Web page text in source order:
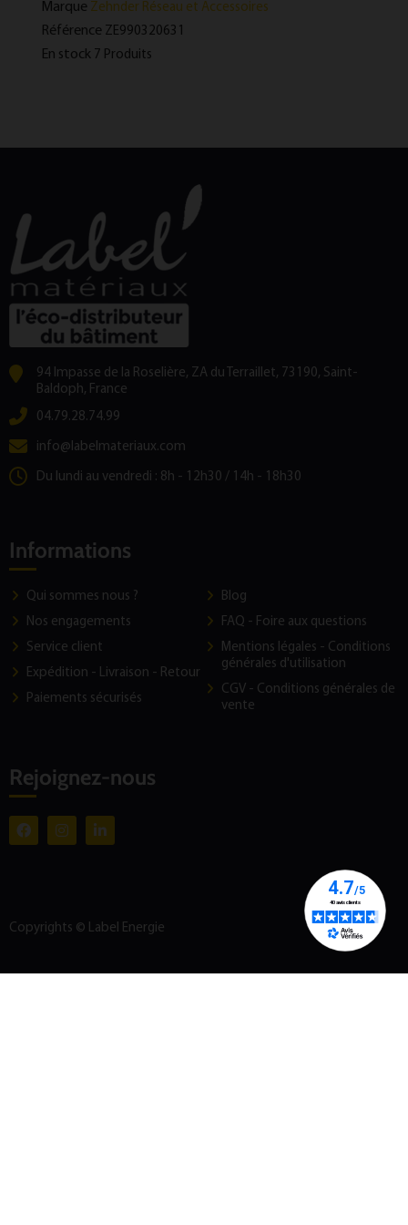
Marque Zehnder Réseau et Accessoires
Référence ZE990320631
En stock 7 Produits
94 Impasse de la Roselière, ZA du Terraillet, 73190, Saint-
Baldoph, France
04.79.28.74.99
info@labelmateriaux.com
Du lundi au vendredi : 8h - 12h30 / 14h - 18h30
Informations
Qui sommes nous ?
Nos engagements
Service client
Expédition - Livraison - Retour
Paiements sécurisés
Blog
FAQ - Foire aux questions
Mentions légales - Conditions
générales d'utilisation
CGV - Conditions générales de
vente
Rejoignez-nous
Copyrights © Label Energie